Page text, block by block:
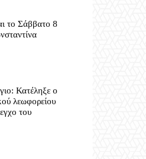
το Σάββατο 8
Κατέληξε ο
λεωφορείου
του